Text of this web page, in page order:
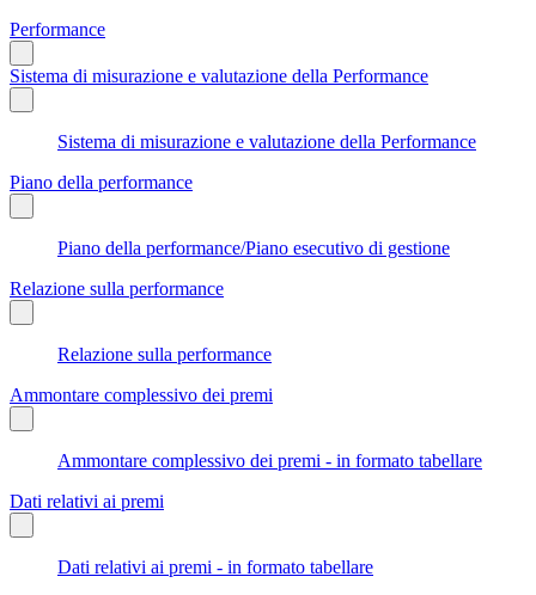
Performance
Sistema di misurazione e valutazione della Performance
Sistema di misurazione e valutazione della Performance
Piano della performance
Piano della performance/Piano esecutivo di gestione
Relazione sulla performance
Relazione sulla performance
Ammontare complessivo dei premi
Ammontare complessivo dei premi - in formato tabellare
Dati relativi ai premi
Dati relativi ai premi - in formato tabellare